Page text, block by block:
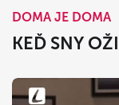
DOMA JE DOMA
KEĎ SNY